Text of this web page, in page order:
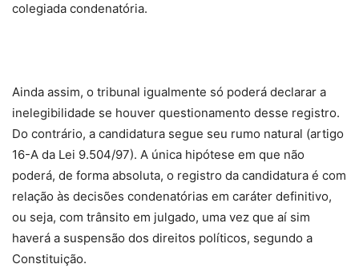
colegiada condenatória.
Ainda assim, o tribunal igualmente só poderá declarar a
inelegibilidade se houver questionamento desse registro.
Do contrário, a candidatura segue seu rumo natural (artigo
16-A da Lei 9.504/97). A única hipótese em que não
poderá, de forma absoluta, o registro da candidatura é com
relação às decisões condenatórias em caráter definitivo,
ou seja, com trânsito em julgado, uma vez que aí sim
haverá a suspensão dos direitos políticos, segundo a
Constituição.